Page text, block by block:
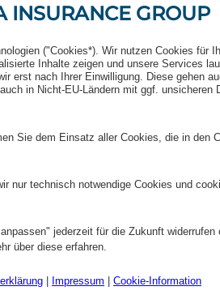
GROUP
("Cookies*). Wir nutzen Cookies für
Inhalte zeigen und unsere Services
erst nach Ihrer Einwilligung. Diese gehen
in Nicht-EU-Ländern mit ggf. unsicheren
Sie dem Einsatz aller Cookies, die in den
nur technisch notwendige Cookies und
jederzeit für die Zukunft widerrufen
über diese erfahren.
| Impressum | Cookie-Information